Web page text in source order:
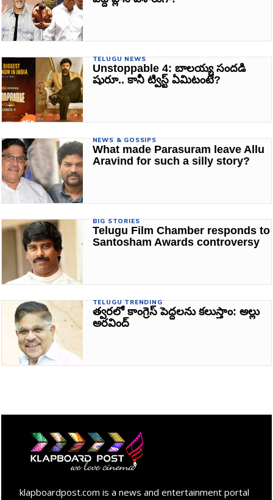
TELUGU NEWS
Unstoppable 4: బాలయ్య సందడి
షురూ.. కానీ ట్విస్ట్ ఏమిటంటే?
NEWS & GOSSIPS
What made Parasuram leave Allu
Aravind for such a silly story?
BIG STORIES
Telugu Film Chamber responds to
Santosham Awards controversy
TELUGU TRENDING
త్వరలో కాంగ్రెస్‌ పెద్దలను కలుస్తాం: అల్లు
అరవింద్‌
klapboardpost.com is a news and entertainment portal